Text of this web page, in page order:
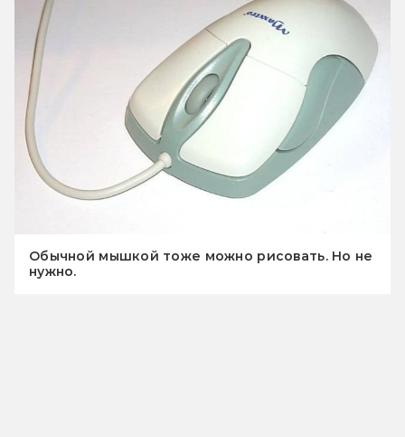
Обычной мышкой тоже можно рисовать. Но не
нужно.